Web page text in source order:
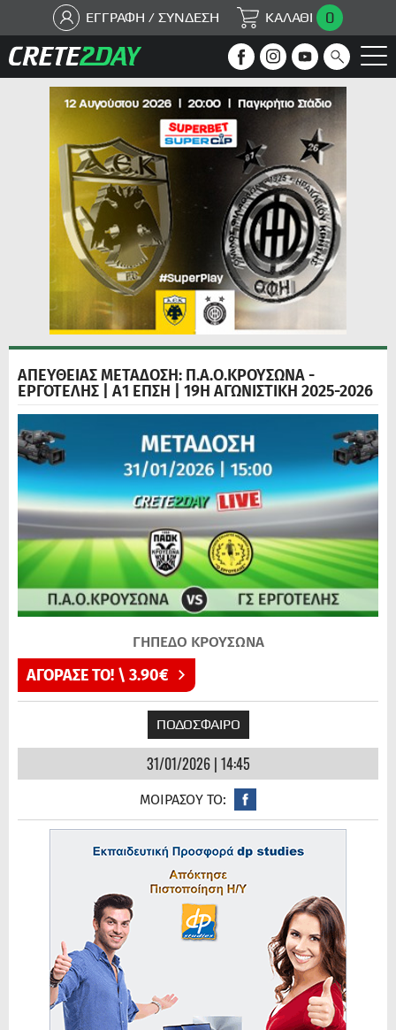
ΕΓΓΡΑΦΗ / ΣΥΝΔΕΣΗ ΚΑΛΑΘΙ 0
ΑΠΕΥΘΕΙΑΣ ΜΕΤΑΔΟΣΗ: Π.Α.Ο.ΚΡΟΥΣΩΝΑ -
ΕΡΓΟΤΕΛΗΣ | Α1 ΕΠΣΗ | 19Η ΑΓΩΝΙΣΤΙΚΗ 2025-2026
ΓΗΠΕΔΟ ΚΡΟΥΣΩΝΑ
ΑΓΟΡΑΣΕ ΤΟ! \ 3.90€
ΠΟΔΟΣΦΑΙΡΟ
31/01/2026 | 14:45
ΜΟΙΡΑΣΟΥ ΤΟ: